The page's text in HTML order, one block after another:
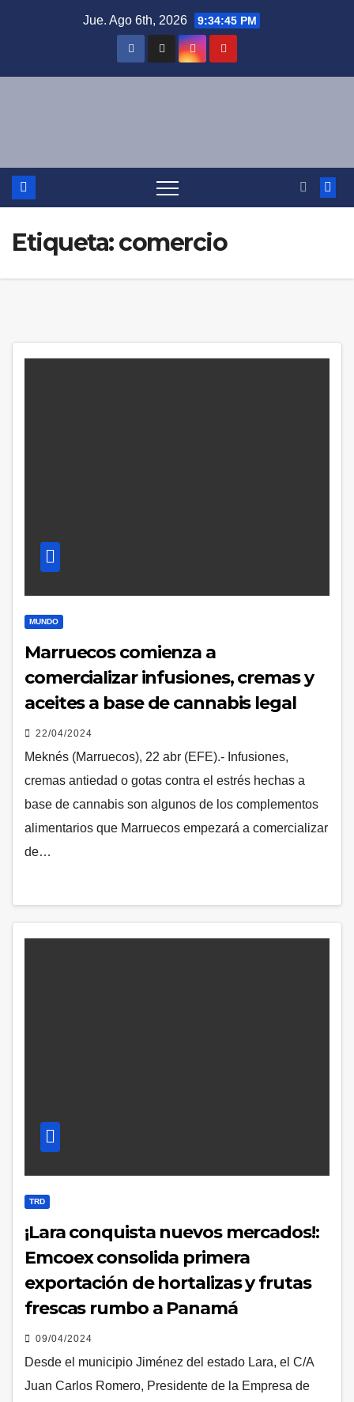
Jue. Ago 6th, 2026 9:34:46 PM
Etiqueta:comercio
MUNDO
Marruecos comienza a
comercializar infusiones, cremas y
aceites a base de cannabis legal
22/04/2024
Meknés (Marruecos), 22 abr (EFE).- Infusiones,
cremas antiedad o gotas contra el estrés hechas a
base de cannabis son algunos de los complementos
alimentarios que Marruecos empezará a comercializar
de…
TRD
¡Lara conquista nuevos mercados!:
Emcoex consolida primera
exportación de hortalizas y frutas
frescas rumbo a Panamá
09/04/2024
Desde el municipio Jiménez del estado Lara, el C/A
Juan Carlos Romero, Presidente de la Empresa de